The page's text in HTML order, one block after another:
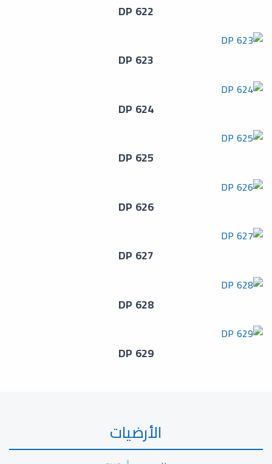
DP 622
DP 623
DP 624
DP 625
DP 626
DP 627
DP 628
DP 629
الأرضيات